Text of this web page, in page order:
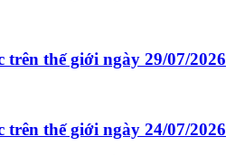
trên thế giới ngày 29/07/2026
trên thế giới ngày 24/07/2026